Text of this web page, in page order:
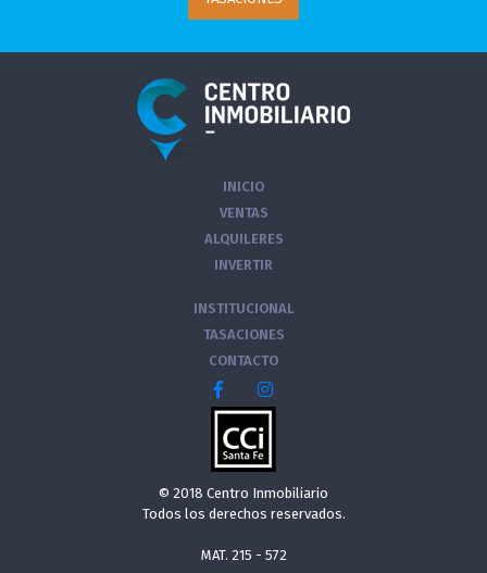
INICIO
VENTAS
ALQUILERES
INVERTIR
INSTITUCIONAL
TASACIONES
CONTACTO
© 2018 Centro Inmobiliario
Todos los derechos reservados.
MAT. 215 - 572